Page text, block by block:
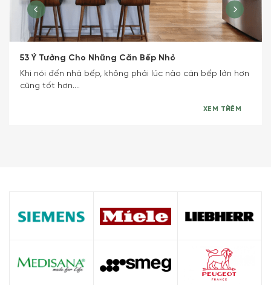
53 Ý Tưởng Cho Những Căn Bếp Nhỏ
Khi nói đến nhà bếp, không phải lúc nào căn bếp lớn hơn
cũng tốt hơn....
XEM THÊM